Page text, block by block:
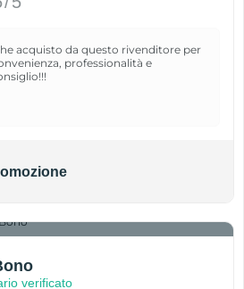
acquisto da questo rivenditore per
professionalità e
verificato